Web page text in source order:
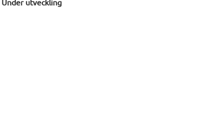
Under utveckling